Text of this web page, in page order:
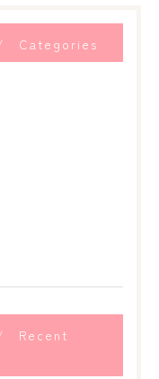
Categories
Recent